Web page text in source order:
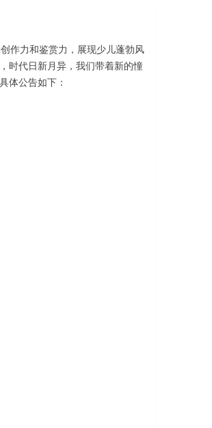
作力和鉴赏力，展现少儿蓬勃风
时代日新月异，我们带着新的憧
体公告如下：